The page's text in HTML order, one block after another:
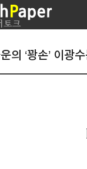
의 ‘꽝손’ 이광